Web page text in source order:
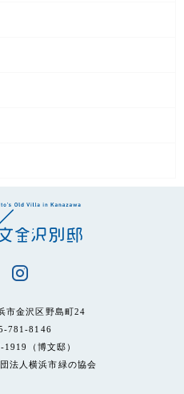
金沢区野島町24
781-8146
（博文邸）
法人横浜市緑の協会